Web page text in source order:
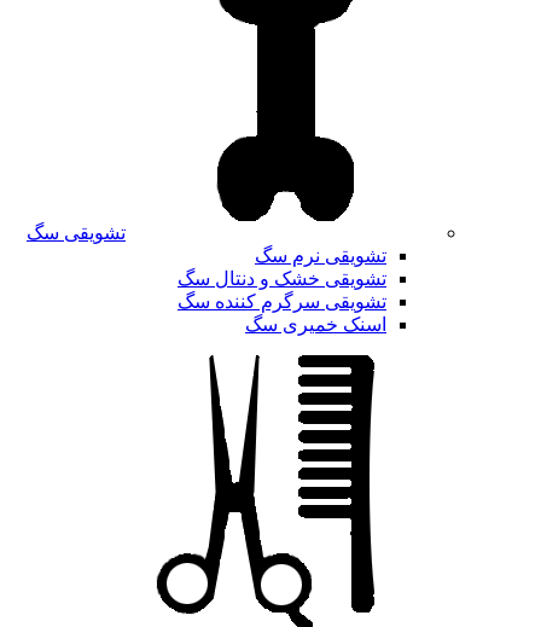
تشویقی سگ
تشویقی نرم سگ
تشویقی خشک و دنتال سگ
تشویقی سرگرم کننده سگ
اسنک خمیری سگ